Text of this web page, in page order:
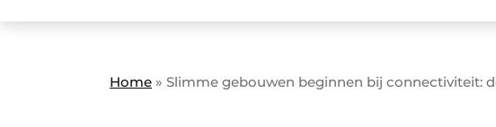
Direct contact
Evenement aanmelden
Home » Slimme gebouwen beginnen bij connectiviteit: